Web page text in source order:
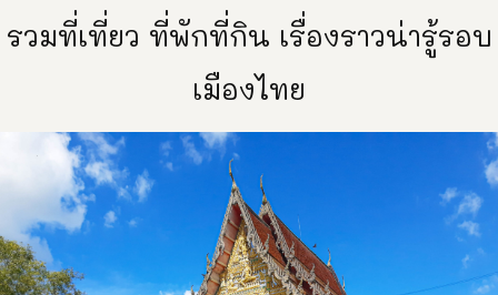
รวมที่เที่ยว ที่พักที่กิน เรื่องราวน่ารู้รอบ
เมืองไทย